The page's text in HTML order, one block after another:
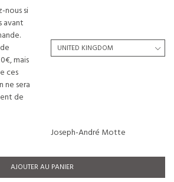
nous si
avant
mais
ces
ne sera
de
Joseph-André Motte
AJOUTER AU PANIER